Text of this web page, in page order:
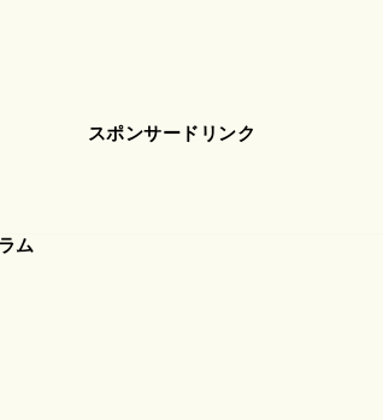
スポンサードリンク